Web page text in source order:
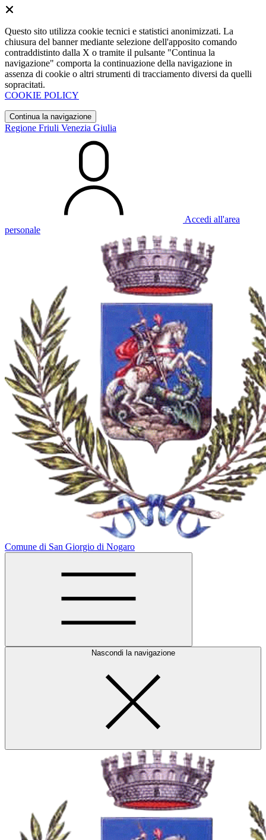
Questo sito utilizza cookie tecnici e statistici anonimizzati. La
chiusura del banner mediante selezione dell'apposito comando
contraddistinto dalla X o tramite il pulsante "Continua la
navigazione" comporta la continuazione della navigazione in
assenza di cookie o altri strumenti di tracciamento diversi da quelli
sopracitati.
COOKIE POLICY
Continua la navigazione
Regione Friuli Venezia Giulia
Accedi all'area
personale
Comune di San Giorgio di Nogaro
Nascondi la navigazione